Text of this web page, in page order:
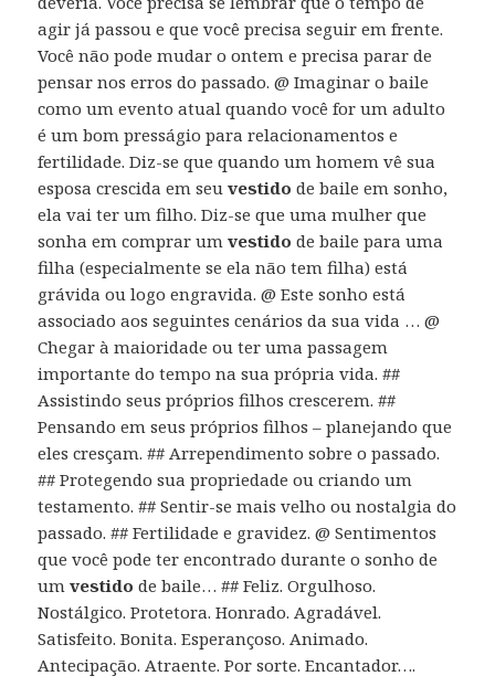
agir já passou e que você precisa seguir em frente.
Você não pode mudar o ontem e precisa parar de
pensar nos erros do passado. @ Imaginar o baile
como um evento atual quando você for um adulto
é um bom presságio para relacionamentos e
fertilidade. Diz-se que quando um homem vê sua
esposa crescida em seuvestido de baile em sonho,
ela vai ter um filho. Diz-se que uma mulher que
sonha em comprar umvestido de baile para uma
filha (especialmente se ela não tem filha) está
grávida ou logo engravida. @ Este sonho está
associado aos seguintes cenários da sua vida … @
Chegar à maioridade ou ter uma passagem
importante do tempo na sua própria vida. ##
Assistindo seus próprios filhos crescerem. ##
Pensando em seus próprios filhos – planejando que
eles cresçam. ## Arrependimento sobre o passado.
## Protegendo sua propriedade ou criando um
testamento. ## Sentir-se mais velho ou nostalgia do
passado. ## Fertilidade e gravidez. @ Sentimentos
que você pode ter encontrado durante o sonho de
umvestido de baile… ## Feliz. Orgulhoso.
Nostálgico. Protetora. Honrado. Agradável.
Satisfeito. Bonita. Esperançoso. Animado.
Antecipação. Atraente. Por sorte. Encantador….